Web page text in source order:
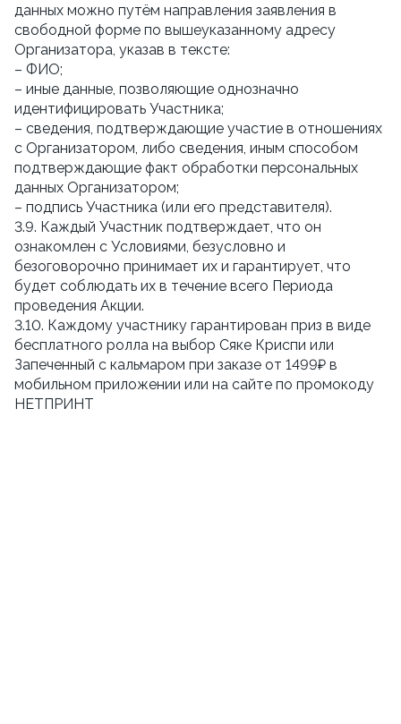
данных можно путём направления заявления в
свободной форме по вышеуказанному адресу
Организатора, указав в тексте:
– ФИО;
– иные данные, позволяющие однозначно
идентифицировать Участника;
– сведения, подтверждающие участие в отношениях
с Организатором, либо сведения, иным способом
подтверждающие факт обработки персональных
данных Организатором;
– подпись Участника (или его представителя).
3.9. Каждый Участник подтверждает, что он
ознакомлен с Условиями, безусловно и
безоговорочно принимает их и гарантирует, что
будет соблюдать их в течение всего Периода
проведения Акции.
3.10. Каждому участнику гарантирован приз в виде
бесплатного ролла на выбор Сяке Криспи или
Запеченный с кальмаром при заказе от 1499₽ в
мобильном приложении или на сайте по промокоду
НЕТПРИНТ